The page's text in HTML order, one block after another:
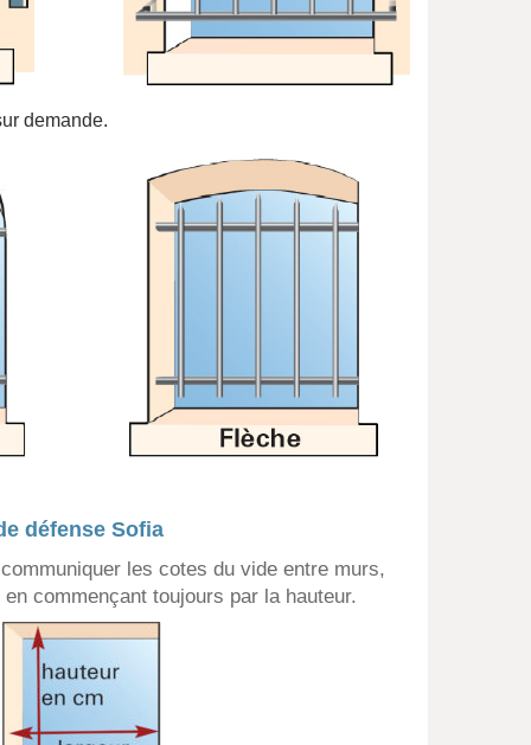
demande.
défense Sofia
les cotes du vide entre murs,
commençant toujours par la hauteur.